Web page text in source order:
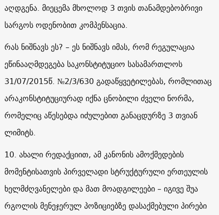
აღდგენა. მიეცემა მხოლოდ 3 თვის თანამდებობრივი
სარგოს ოდენობით კომპენსაცია.
რას ნიშნავს ეს? – ეს ნიშნავს იმას, რომ რეგულაცია
ეწინააღმდეგება საკონსტიტუციო სასამართლოს
31/07/2015წ. №2/3/630 გადაწყვეტილებას, რომლითაც
არაკონსტიტუციურად იქნა ცნობილი ძველი ნორმა,
რომელიც აწესებდა იძულებით განაცდურზე 3 თვიან
ლიმიტს.
10. ახალი რედაქციით, ამ კანონის ამოქმედების
მომენტისათვის პირველადი სტრუქტურული ერთეულის
ხელმძღვანელები და მათ მოადგილეები – იგივე შუა
რგოლის მენეჯერულ პოზიციებზე დასაქმებული პირები